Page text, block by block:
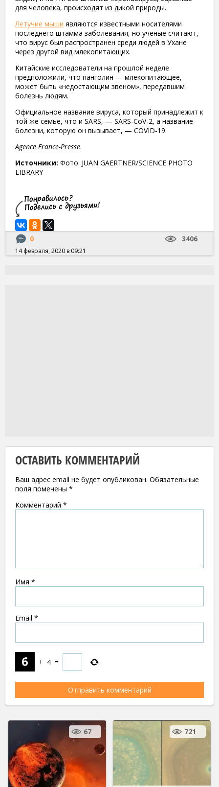
для человека, происходят из дикой природы.
Летучие мыши являются известными носителями
последнего штамма заболевания, но ученые считают,
что вирус был распространен среди людей в Ухане
через другой вид млекопитающих.
Китайские исследователи на прошлой неделе
предположили, что панголин — млекопитающее,
может быть «недостающим звеном», передавшим
болезнь людям.
Официальное название вируса, который принадлежит к
той же семье, что и SARS, — SARS-CoV-2, а название
болезни, которую он вызывает, — COVID-19.
Agence France-Presse.
Источники: Фото: JUAN GAERTNER/SCIENCE PHOTO
LIBRARY
0 3406
14 февраля, 2020 в 09:21
ОСТАВИТЬ КОММЕНТАРИЙ
Ваш адрес email не будет опубликован. Обязательные
поля помечены *
Комментарий *
Имя *
Email *
+ 4 =
67 721